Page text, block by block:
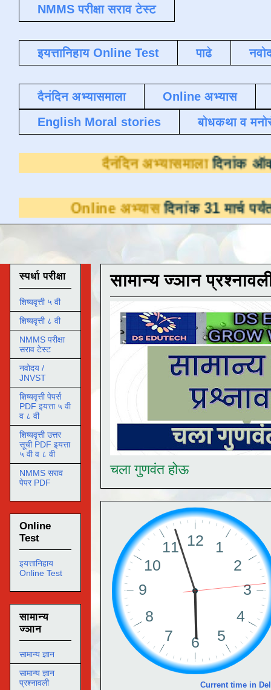
NMMS परीक्षा सराव टेस्ट
इयत्तानिहाय Online Test पाढे
दैनंदिन अभ्यासमाला
Online अभ्यास
English Moral stories
बोधकथा व
दैनंदिन
अभ्यासदिनांक 31 मार्च पर्यंत
सामान्य ज्ञान
चला गुणवंत होऊ
Current time in
स्पर्धा परीक्षा
शिष्यवृत्ती ५ वी
शिष्यवृत्ती ८ वी
NMMS परीक्षा
सराव टेस्ट
नवोदय /
JNVST
शिष्यवृत्ती पेपर्स
PDF इयत्ता ५ वी
व ८ वी
शिष्यवृत्ती उत्तर
सूची PDF इयत्ता
५ वी व ८ वी
NMMS सराव
पेपर PDF
Online
Test
इयत्तानिहाय
Online Test
सामान्य
ज्ञान
सामान्य ज्ञान
सामान्य ज्ञान
प्रश्नावली